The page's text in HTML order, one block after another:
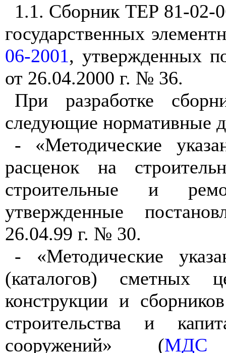
1.1. Сборник ТЕР 81-02-
государственных
06-2001, утвержденных
от 26.04.2000 г. № 36.
При разработке
следующие нормативные
- «Методические
расценок на
строительные и
утвержденные
26.04.99 г. № 30.
- «Методические
(каталогов) сметных
конструкции и
строительства и
сооружений» (МДС